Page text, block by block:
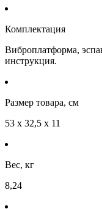
Комплектация
Виброплатформа,
инструкция.
Размер товара, см
53 х 32,5 х 11
Вес, кг
8,24